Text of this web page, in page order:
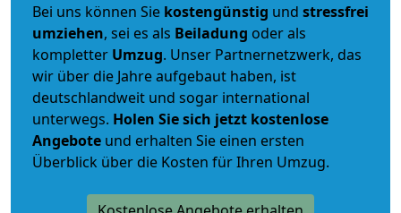
Bei uns können Sie kostengünstig und stressfrei
umziehen, sei es als Beiladung oder als
kompletter Umzug. Unser Partnernetzwerk, das
wir über die Jahre aufgebaut haben, ist
deutschlandweit und sogar international
unterwegs. Holen Sie sich jetzt kostenlose
Angebote und erhalten Sie einen ersten
Überblick über die Kosten für Ihren Umzug.